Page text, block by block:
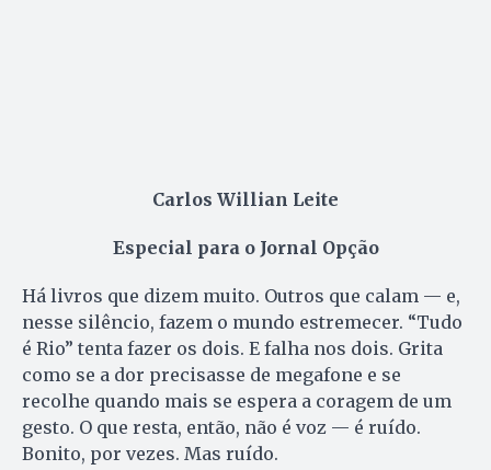
Carlos Willian Leite
Especial para o Jornal Opção
Há livros que dizem muito. Outros que calam — e,
nesse silêncio, fazem o mundo estremecer. “Tudo
é Rio” tenta fazer os dois. E falha nos dois. Grita
como se a dor precisasse de megafone e se
recolhe quando mais se espera a coragem de um
gesto. O que resta, então, não é voz — é ruído.
Bonito, por vezes. Mas ruído.